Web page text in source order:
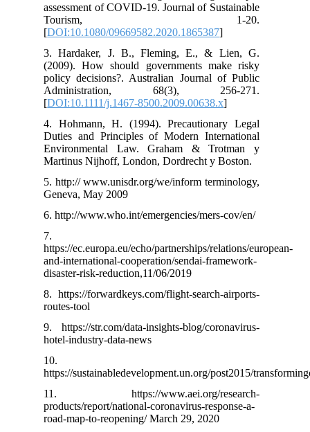
assessment of COVID-19. Journal of Sustainable
Tourism, 1-20.
[DOI:10.1080/09669582.2020.1865387
3. Hardaker, J. B., Fleming, E., & Lien, G.
(2009). How should governments make risky
policy decisions?. Australian Journal of Public
Administration, 68(3), 256-271.
[DOI:10.1111/j.1467-8500.2009.00638.x
4. Hohmann, H. (1994). Precautionary Legal
Duties and Principles of Modern International
Environmental Law. Graham & Trotman y
Martinus Nijhoff, London, Dordrecht y Boston.
5. http:// www.unisdr.org/we/inform terminology,
Geneva, May 2009
6. http://www.who.int/emergencies/mers-cov/en/
7.
https://ec.europa.eu/echo/partnerships/relations/european-
and-international-cooperation/sendai-framework-
disaster-risk-reduction,11/06/2019
8. https://forwardkeys.com/flight-search-airports-
routes-tool
9. https://str.com/data-insights-blog/coronavirus-
hotel-industry-data-news
10.
https://sustainabledevelopment.un.org/post2015/
11. https://www.aei.org/research-
products/report/national-coronavirus-response-a-
road-map-to-reopening/ March 29, 2020